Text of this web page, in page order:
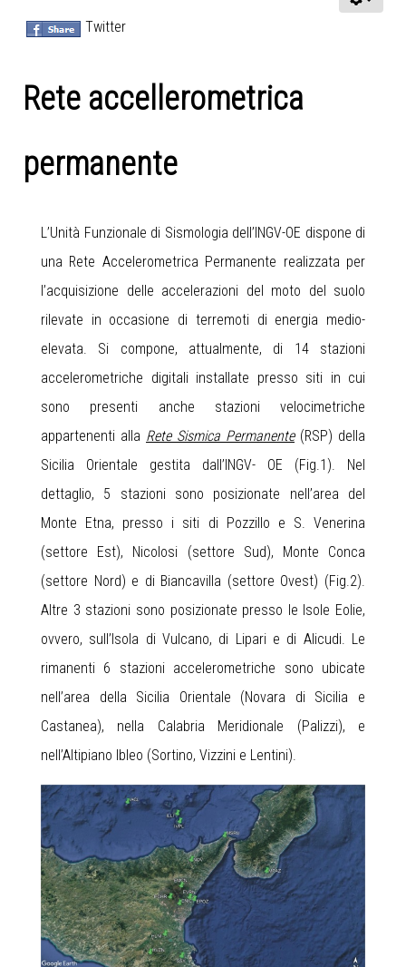
Twitter
Rete accellerometrica
permanente
L’Unità Funzionale di Sismologia dell’INGV-OE dispone di
una Rete Accelerometrica Permanente realizzata per
l’acquisizione delle accelerazioni del moto del suolo
rilevate in occasione di terremoti di energia medio-
elevata. Si compone, attualmente, di 14 stazioni
accelerometriche digitali installate presso siti in cui
sono presenti anche stazioni velocimetriche
appartenenti alla Rete Sismica Permanente(RSP) della
Sicilia Orientale gestita dall’INGV- OE (Fig.1). Nel
dettaglio, 5 stazioni sono posizionate nell’area del
Monte Etna, presso i siti di Pozzillo e S. Venerina
(settore Est), Nicolosi (settore Sud), Monte Conca
(settore Nord) e di Biancavilla (settore Ovest) (Fig.2).
Altre 3 stazioni sono posizionate presso le Isole Eolie,
ovvero, sull’Isola di Vulcano, di Lipari e di Alicudi. Le
rimanenti 6 stazioni accelerometriche sono ubicate
nell’area della Sicilia Orientale (Novara di Sicilia e
Castanea), nella Calabria Meridionale (Palizzi), e
nell’Altipiano Ibleo (Sortino, Vizzini e Lentini).